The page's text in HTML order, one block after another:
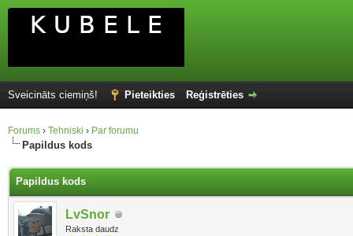
Sveicināts ciemiņš! Pieteikties Reģistrēties
Forums › Tehniski › Par forumu
Papildus kods
Papildus kods
LvSnor
Raksta daudz